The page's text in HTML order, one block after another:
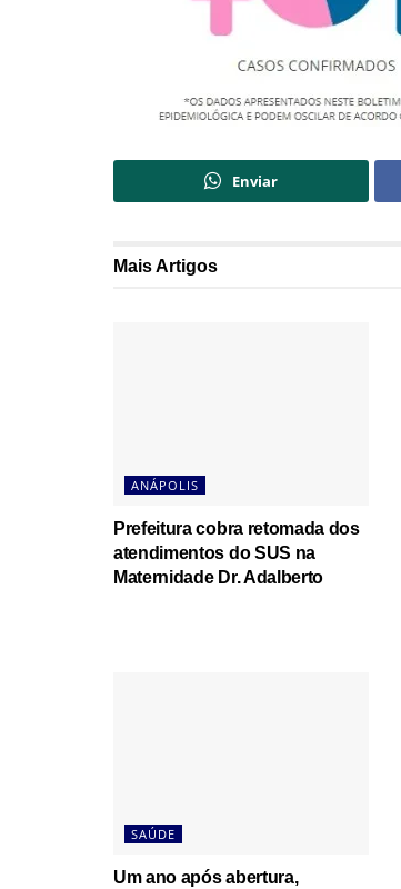
Enviar
MaisArtigos
ANÁPOLIS
Prefeitura cobra retomada dos
atendimentos do SUS na
Maternidade Dr. Adalberto
SAÚDE
Um ano após abertura,